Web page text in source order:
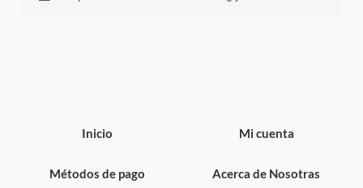
Inicio
Métodos de pago
Mi cuenta
Acerca de Nosotras